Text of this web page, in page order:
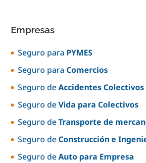
Empresas
Seguro para PYMES
Seguro paraComercios
Seguro deAccidentes Colectivos
Seguro deVida para Colectivos
Seguro deTransporte de
Seguro deConstrucción e
Seguro deAuto para Empresa